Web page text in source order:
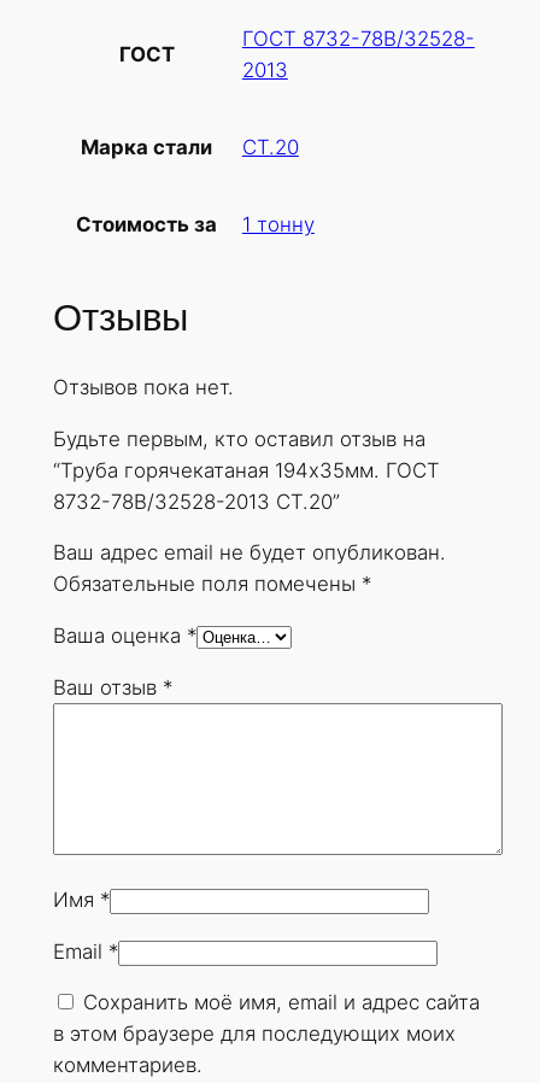
ГОСТ
ГОСТ 8732-78В/32528-
2013
Марка стали СТ.20
Стоимость за 1 тонну
Отзывы
Отзывов пока нет.
Будьте первым, кто оставил отзыв на
“Труба горячекатаная 194х35мм. ГОСТ
8732-78В/32528-2013 СТ.20”
Ваш адрес email не будет опубликован.
Обязательные поля помечены *
Ваша оценка *
Ваш отзыв *
Имя *
Email *
Сохранить моё имя, email и адрес сайта
в этом браузере для последующих моих
комментариев.